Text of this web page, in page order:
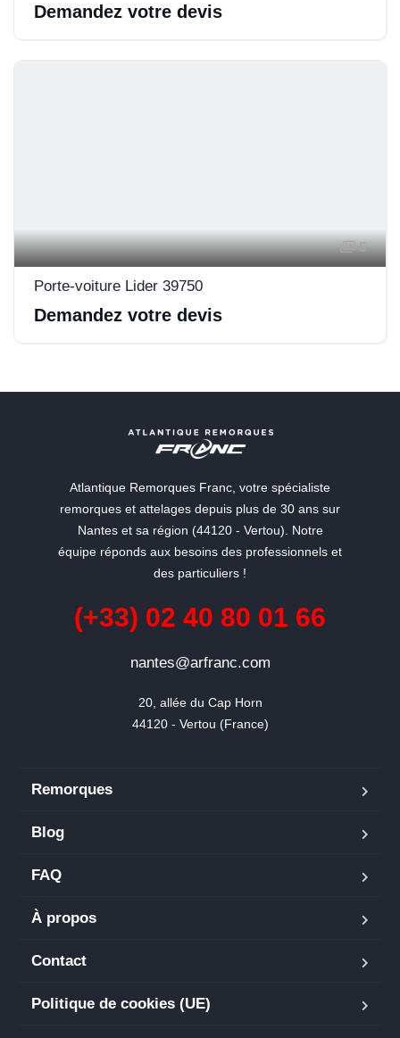
Demandez votre devis
5
Porte-voiture Lider 39750
Demandez votre devis
Atlantique Remorques Franc, votre spécialiste
remorques et attelages depuis plus de 30 ans sur
Nantes et sa région (44120 - Vertou). Notre
équipe réponds aux besoins des professionnels et
des particuliers !
(+33) 02 40 80 01 66
nantes@arfranc.com
20, allée du Cap Horn
44120 - Vertou (France)
Remorques
Blog
FAQ
À propos
Contact
Politique de cookies (UE)